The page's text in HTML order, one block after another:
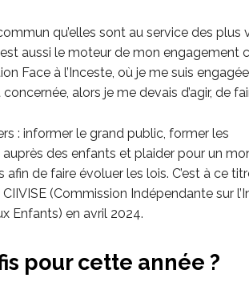
qu’elles sont au service des plus
aussi le moteur de mon engagement
Face à l’Inceste, où je me suis engagée
alors je me devais d’agir, de
: informer le grand public, former les
des enfants et plaider pour un
de faire évoluer les lois. C’est à ce
(Commission Indépendante sur
Enfants) en avril 2024.
pour cette année ?